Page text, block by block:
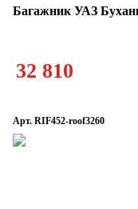
Багажник УАЗ
32 810
Арт. RIF452-roof3260